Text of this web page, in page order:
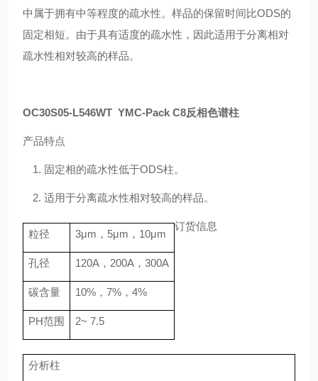
中属于拥有中等程度的疏水性。样品的保留时间比ODS的
固定相短。由于具有适度的疏水性，因此适用于分离相对
疏水性相对较高的样品。
OC30S05-L546WT YMC-Pack C8反相色谱柱
产品特点
1. 固定相的疏水性低于ODS柱。
2. 适用于分离疏水性相对较高的样品。
粒径 3μm ， 5μm ， 10μm
孔径 120A ， 200A ， 300A
碳含量 10% ， 7% ， 4%
PH范围 2~ 7.5
订货信息
分析柱